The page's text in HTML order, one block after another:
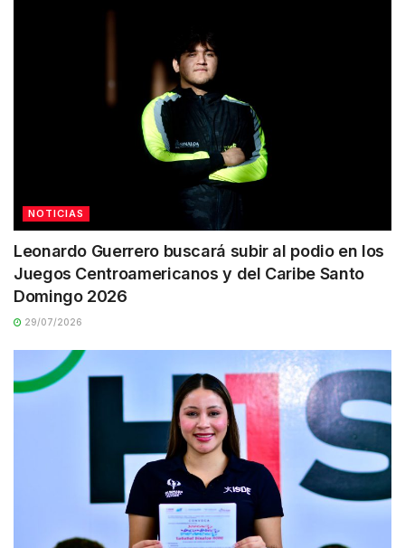
NOTICIAS
Leonardo Guerrero buscará subir al podio en los
Juegos Centroamericanos y del Caribe Santo
Domingo 2026
29/07/2026